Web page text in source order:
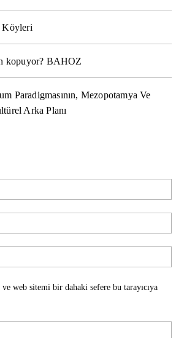
Köyleri
kopuyor? BAHOZ
Paradigmasının, Mezopotamya Ve
Arka Planı
web sitemi bir dahaki sefere bu tarayıcıya